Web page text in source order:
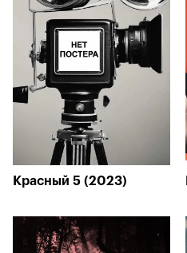
Красный 5 (2023)